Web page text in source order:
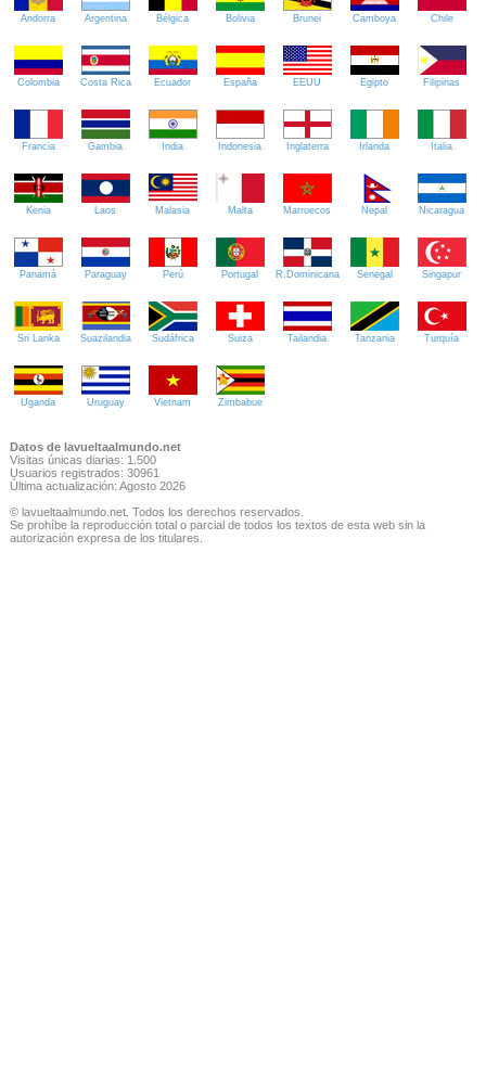
Andorra Argentina Bélgica Bolivia Brunei Camboya Chile
Colombia Costa Rica Ecuador España EEUU Egipto Filipinas
Francia Gambia India Indonesia Inglaterra Irlanda Italia
Kenia Laos Malasia Malta Marruecos Nepal Nicaragua
Panamá Paraguay Perú Portugal R.Dominicana Senegal Singapur
Sri Lanka Suazilandia Sudáfrica Suiza Tailandia Tanzania Turquía
Uganda Uruguay Vietnam Zimbabue
Datos de lavueltaalmundo.net
Visitas únicas diarias: 1.500
Usuarios registrados: 30961
Última actualización: Agosto 2026
© lavueltaalmundo.net. Todos los derechos reservados.
Se prohíbe la reproducción total o parcial de todos los textos de esta web sin la
autorización expresa de los titulares.